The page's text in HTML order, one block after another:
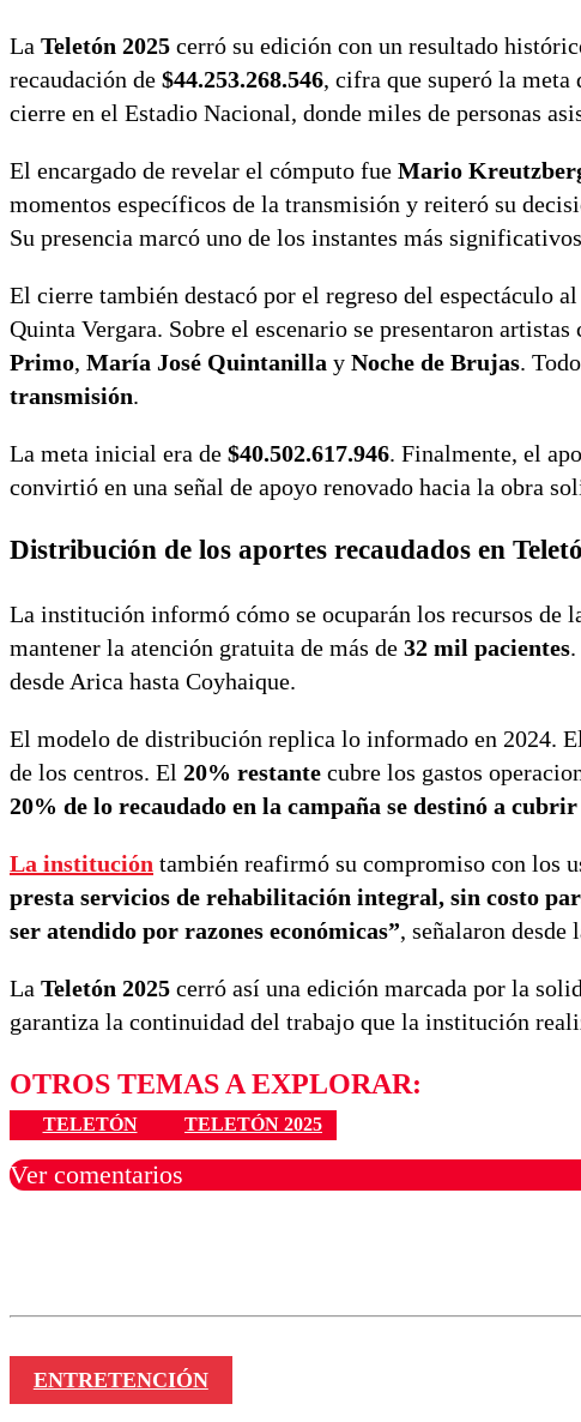
La Teletón 2025 cerró su edición con un resultado
recaudación de $44.253.268.546, cifra que superó la meta
cierre en el Estadio Nacional, donde miles de personas
El encargado de revelar el cómputo fue Mario
momentos específicos de la transmisión y reiteró su
Su presencia marcó uno de los instantes más
El cierre también destacó por el regreso del espectáculo
Quinta Vergara. Sobre el escenario se presentaron artistas
Primo, María José Quintanilla y Noche de Brujas.
transmisión.
La meta inicial era de $40.502.617.946. Finalmente, el
convirtió en una señal de apoyo renovado hacia la obra
Distribución de los aportes recaudados en
La institución informó cómo se ocuparán los recursos de
mantener la atención gratuita de más de 32 mil pacientes
desde Arica hasta Coyhaique.
El modelo de distribución replica lo informado en 2024. El
de los centros. El 20% restante cubre los gastos
20% de lo recaudado en la campaña se destinó a
La institución también reafirmó su compromiso con los
presta servicios de rehabilitación integral, sin costo
ser atendido por razones económicas”, señalaron desde
La Teletón 2025 cerró así una edición marcada por la
garantiza la continuidad del trabajo que la institución
OTROS TEMAS A EXPLORAR:
TELETÓN TELETÓN 2025
Ver comentarios
ENTRETENCIÓN